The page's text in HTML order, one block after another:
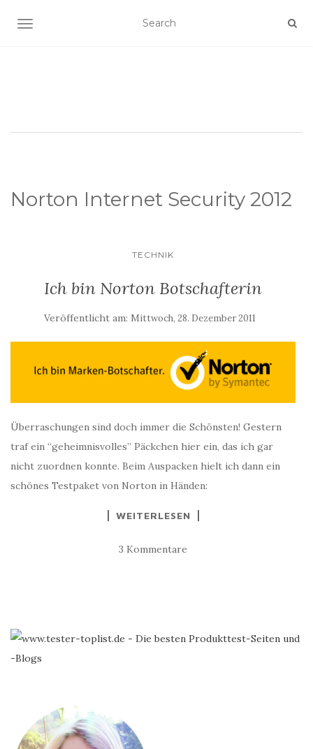
SCHALTE NAVIGATION
Norton Internet Security 2012
TECHNIK
Ich bin Norton Botschafterin
Veröffentlicht am: Mittwoch, 28. Dezember 2011
Überraschungen sind doch immer die Schönsten! Gestern
traf ein “geheimnisvolles” Päckchen hier ein, das ich gar
nicht zuordnen konnte. Beim Auspacken hielt ich dann ein
schönes Testpaket von Norton in Händen:
WEITERLESEN
3 Kommentare